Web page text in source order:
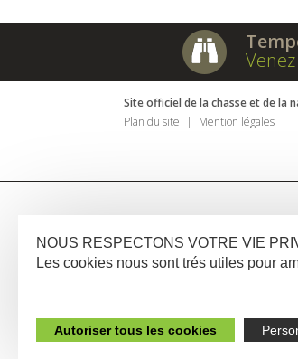
Site officiel de la chasse et de la
Plan du site
Mention légales
NOUS RESPECTONS VOTRE VIE
Les cookies nous sont trés utiles pour
Autoriser tous les cookies